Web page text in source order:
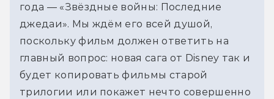
года — «Звёздные войны: Последние
джедаи». Мы ждём его всей душой,
поскольку фильм должен ответить на
главный вопрос: новая сага от Disney так и
будет копировать фильмы старой
трилогии или покажет нечто совершенно